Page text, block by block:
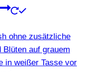
werden
Dieses
weist
mehrere
Varianten